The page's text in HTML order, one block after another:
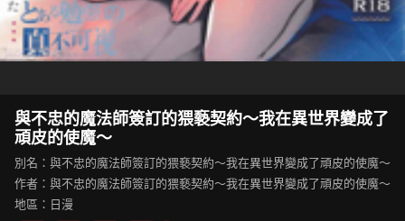
與不忠的魔法師簽訂的猥褻契約～我在異世界變成了
頑皮的使魔～
別名：與不忠的魔法師簽訂的猥褻契約～我在異世界變成了頑皮的使魔～
作者：與不忠的魔法師簽訂的猥褻契約～我在異世界變成了頑皮的使魔～
地區：日漫